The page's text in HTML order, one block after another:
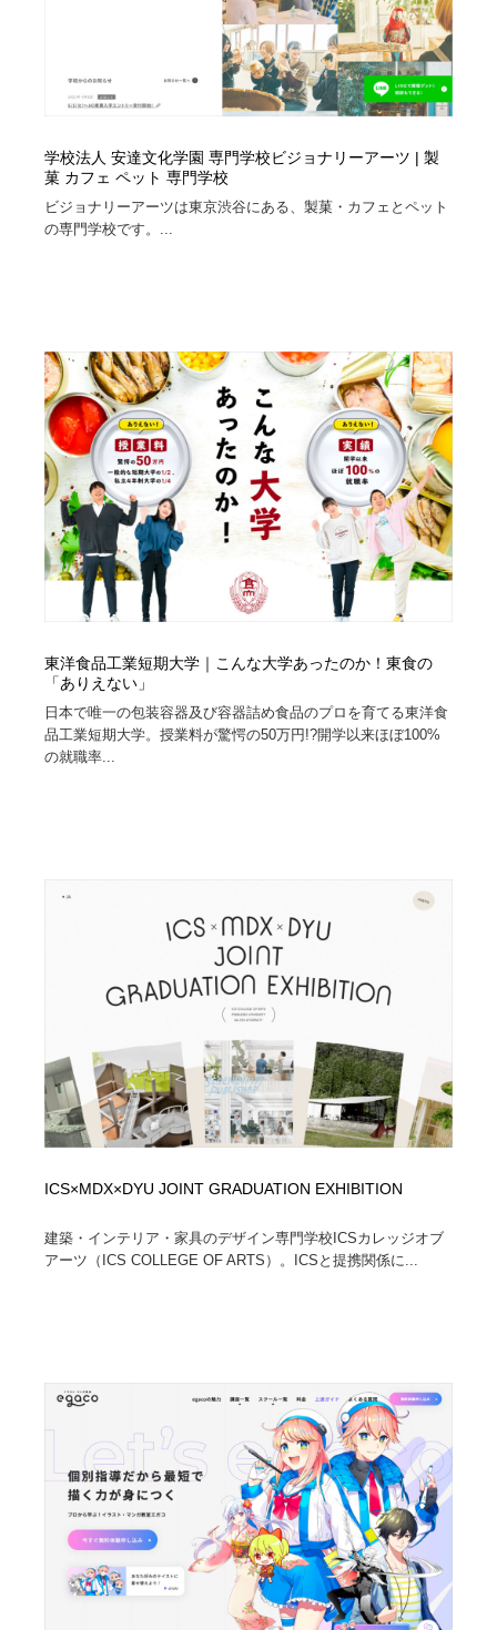
学校法人 安達文化学園 専門学校ビジョナリーアーツ | 製
菓 カフェ ペット 専門学校
ビジョナリーアーツは東京渋谷にある、製菓・カフェとペット
の専門学校です。...
東洋食品工業短期大学｜こんな大学あったのか！東食の
「ありえない」
日本で唯一の包装容器及び容器詰め食品のプロを育てる東洋食
品工業短期大学。授業料が驚愕の50万円!?開学以来ほぼ100%
の就職率...
ICS×MDX×DYU JOINT GRADUATION EXHIBITION
建築・インテリア・家具のデザイン専門学校ICSカレッジオブ
アーツ（ICS COLLEGE OF ARTS）。ICSと提携関係に...